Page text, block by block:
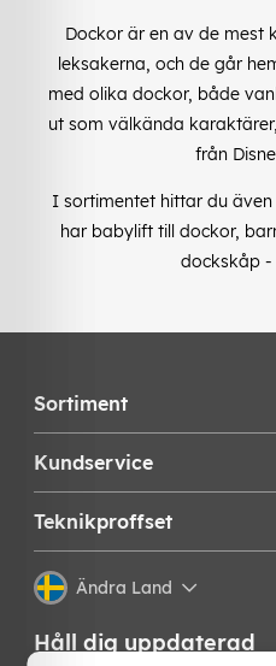
Dockor är en av de mest
leksakerna, och de går
med olika dockor, både
ut som välkända
från
I sortimentet hittar du
har babylift till dockor,
dockskåp -
Sortiment
Kundservice
Teknikproffset
Ändra Land
Håll dig uppdaterad